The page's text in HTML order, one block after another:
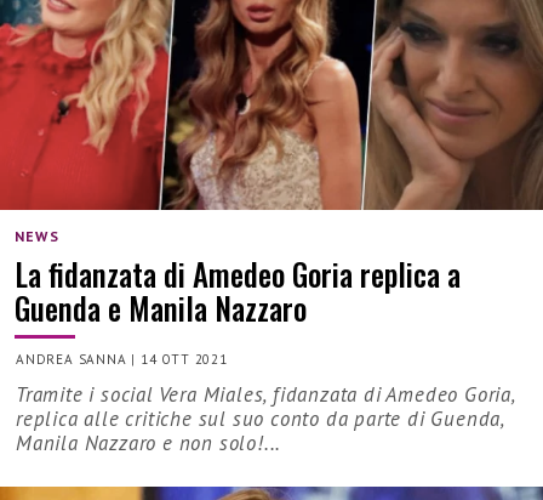
NEWS
La fidanzata di Amedeo Goria replica a
Guenda e Manila Nazzaro
ANDREA SANNA | 14 OTT 2021
Tramite i social Vera Miales, fidanzata di Amedeo Goria,
replica alle critiche sul suo conto da parte di Guenda,
Manila Nazzaro e non solo!...